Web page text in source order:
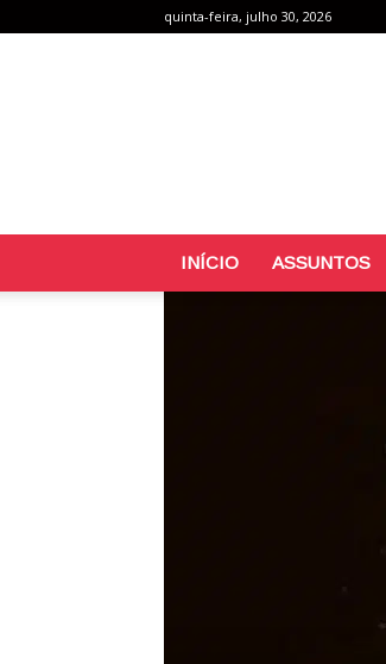
quinta-feira, julho 30, 2026
INÍCIO ASSUNTOS